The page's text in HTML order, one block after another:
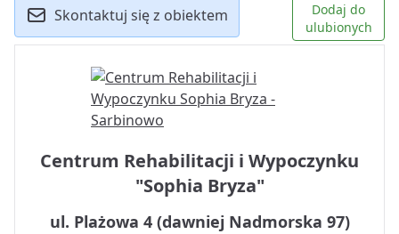
Skontaktuj się z obiektem
Dodaj do
ulubionych
Centrum Rehabilitacji i Wypoczynku
"Sophia Bryza"
ul. Plażowa 4 (dawniej Nadmorska 97)